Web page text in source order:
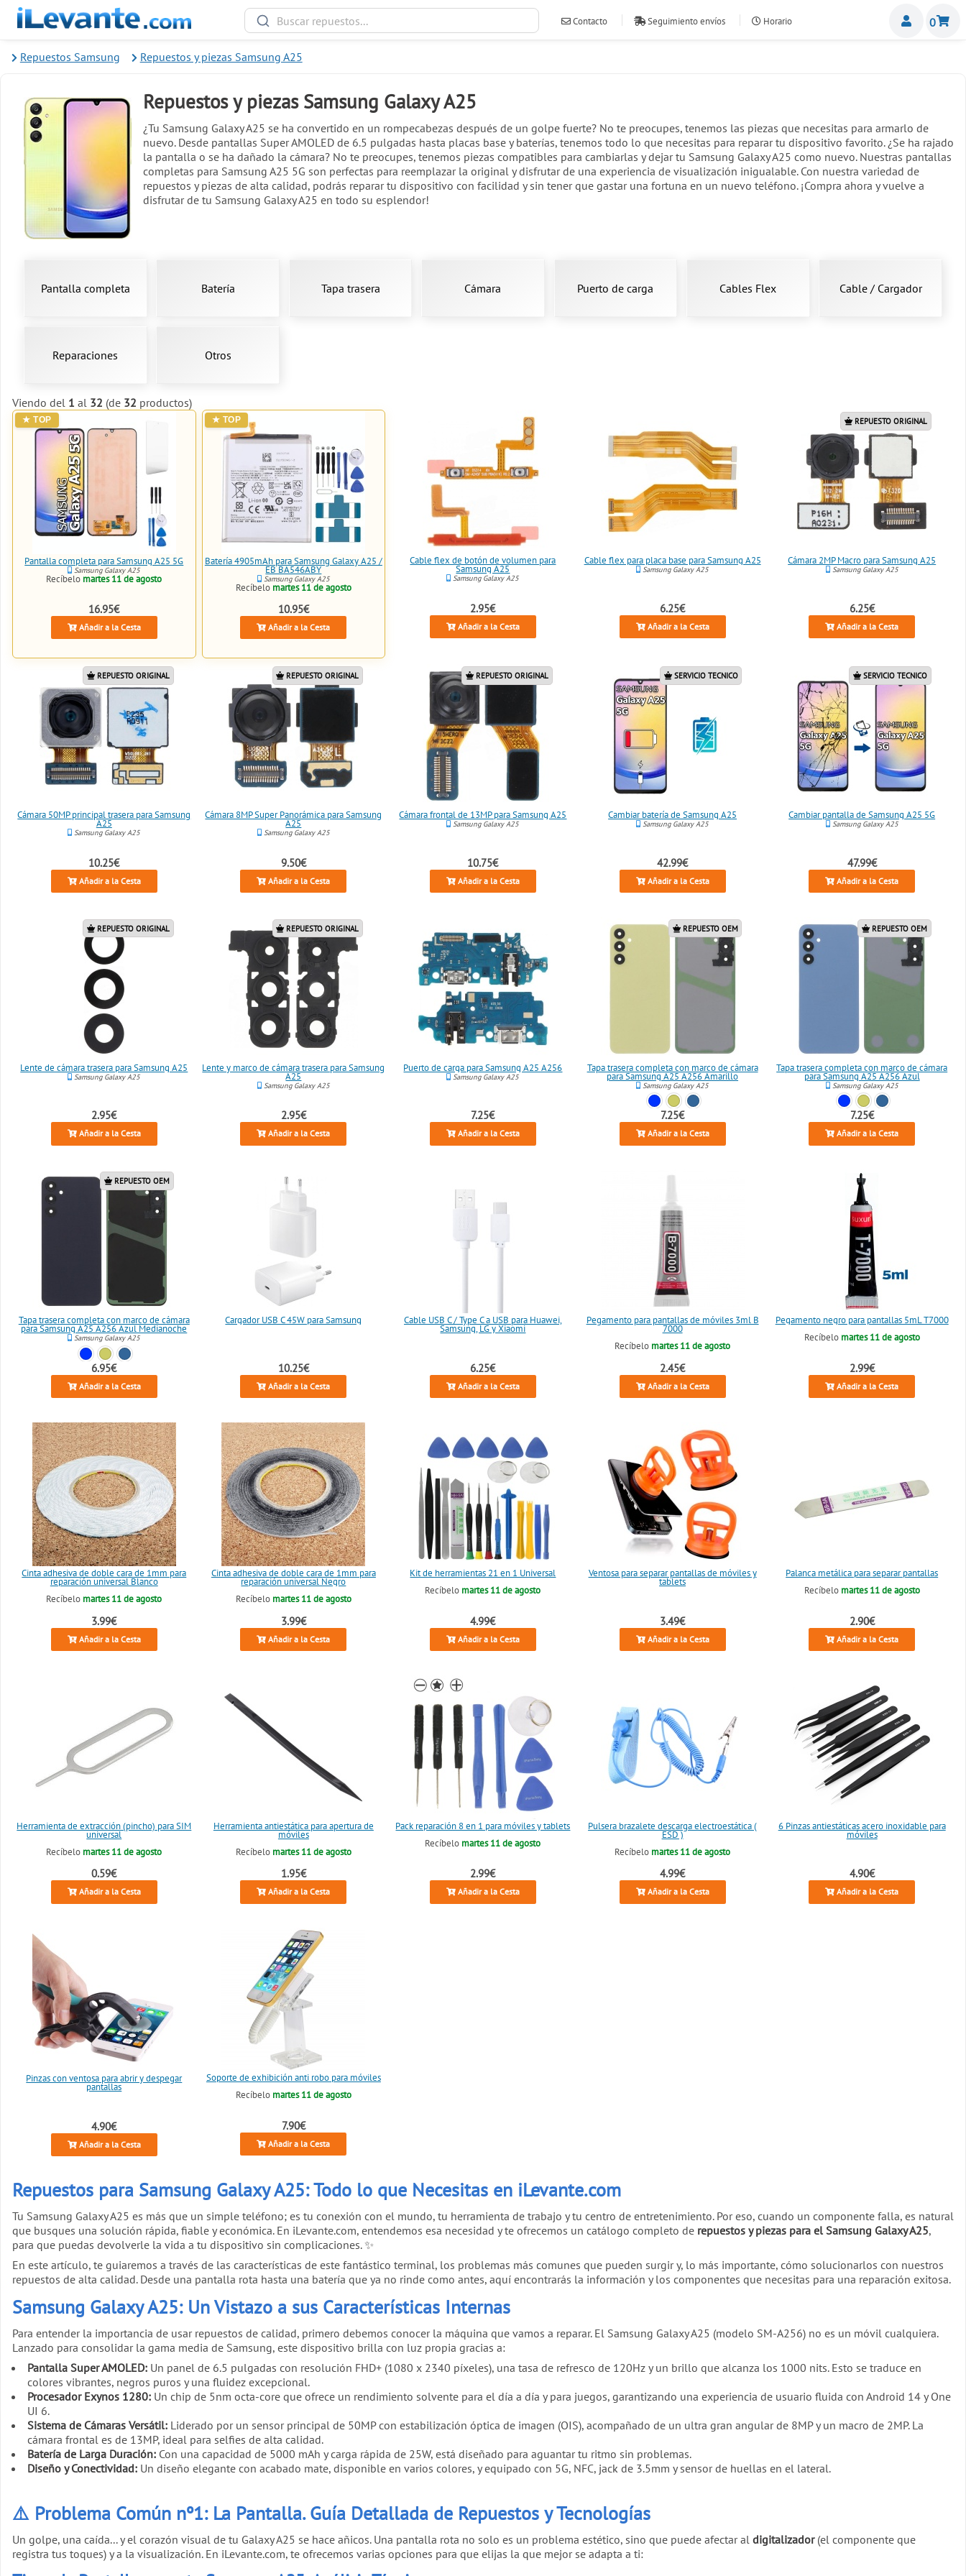
Contacto Seguimiento envíos Horario 0
Repuestos Samsung Repuestos y piezas Samsung A25
Repuestos y piezas Samsung Galaxy A25
¿Tu Samsung Galaxy A25 se ha convertido en un rompecabezas después de un golpe fuerte? No te preocupes, tenemos las piezas que necesitas para armarlo de
nuevo. Desde pantallas Super AMOLED de 6.5 pulgadas hasta placas base y baterías, tenemos todo lo que necesitas para reparar tu dispositivo favorito. ¿Se ha rajado
la pantalla o se ha dañado la cámara? No te preocupes, tenemos piezas compatibles para cambiarlas y dejar tu Samsung Galaxy A25 como nuevo. Nuestras pantallas
completas para Samsung A25 5G son perfectas para reemplazar la original y disfrutar de una experiencia de visualización inigualable. Con nuestra variedad de
repuestos y piezas de alta calidad, podrás reparar tu dispositivo con facilidad y sin tener que gastar una fortuna en un nuevo teléfono. ¡Compra ahora y vuelve a
disfrutar de tu Samsung Galaxy A25 en todo su esplendor!
Pantalla completa Batería Tapa trasera Cámara Puerto de carga Cables Flex Cable / Cargador
Reparaciones Otros
Viendo del 1 al 32 (de 32 productos)
Pantalla completa para Samsung A25 5G
Samsung Galaxy A25
Recíbelo martes 11 de agosto
16.95€
Añadir a la Cesta
Batería 4905mAh para Samsung Galaxy A25 /
EB BA546ABY
Samsung Galaxy A25
Recíbelo martes 11 de agosto
10.95€
Añadir a la Cesta
Cable flex de botón de volumen para
Samsung A25
Samsung Galaxy A25
2.95€
Añadir a la Cesta
Cable flex para placa base para Samsung A25
Samsung Galaxy A25
6.25€
Añadir a la Cesta
REPUESTO ORIGINAL
Cámara 2MP Macro para Samsung A25
Samsung Galaxy A25
6.25€
Añadir a la Cesta
REPUESTO ORIGINAL
Cámara 50MP principal trasera para Samsung
A25
Samsung Galaxy A25
10.25€
Añadir a la Cesta
REPUESTO ORIGINAL
Cámara 8MP Super Panorámica para Samsung
A25
Samsung Galaxy A25
9.50€
Añadir a la Cesta
REPUESTO ORIGINAL
Cámara frontal de 13MP para Samsung A25
Samsung Galaxy A25
10.75€
Añadir a la Cesta
SERVICIO TECNICO
Cambiar batería de Samsung A25
Samsung Galaxy A25
42.99€
Añadir a la Cesta
SERVICIO TECNICO
Cambiar pantalla de Samsung A25 5G
Samsung Galaxy A25
47.99€
Añadir a la Cesta
REPUESTO ORIGINAL
Lente de cámara trasera para Samsung A25
Samsung Galaxy A25
2.95€
Añadir a la Cesta
REPUESTO ORIGINAL
Lente y marco de cámara trasera para Samsung
A25
Samsung Galaxy A25
2.95€
Añadir a la Cesta
Puerto de carga para Samsung A25 A256
Samsung Galaxy A25
7.25€
Añadir a la Cesta
REPUESTO OEM
Tapa trasera completa con marco de cámara
para Samsung A25 A256 Amarillo
Samsung Galaxy A25
7.25€
Añadir a la Cesta
REPUESTO OEM
Tapa trasera completa con marco de cámara
para Samsung A25 A256 Azul
Samsung Galaxy A25
7.25€
Añadir a la Cesta
REPUESTO OEM
Tapa trasera completa con marco de cámara
para Samsung A25 A256 Azul Medianoche
Samsung Galaxy A25
6.95€
Añadir a la Cesta
Cargador USB C 45W para Samsung
10.25€
Añadir a la Cesta
Cable USB C / Type C a USB para Huawei,
Samsung, LG y Xiaomi
6.25€
Añadir a la Cesta
Pegamento para pantallas de móviles 3ml B
7000
Recíbelo martes 11 de agosto
2.45€
Añadir a la Cesta
Pegamento negro para pantallas 5mL T7000
Recíbelo martes 11 de agosto
2.99€
Añadir a la Cesta
Cinta adhesiva de doble cara de 1mm para
reparación universal Blanco
Recíbelo martes 11 de agosto
3.99€
Añadir a la Cesta
Cinta adhesiva de doble cara de 1mm para
reparación universal Negro
Recíbelo martes 11 de agosto
3.99€
Añadir a la Cesta
Kit de herramientas 21 en 1 Universal
Recíbelo martes 11 de agosto
4.99€
Añadir a la Cesta
Ventosa para separar pantallas de móviles y
tablets
3.49€
Añadir a la Cesta
Palanca metálica para separar pantallas
Recíbelo martes 11 de agosto
2.90€
Añadir a la Cesta
Herramienta de extracción (pincho) para SIM
universal
Recíbelo martes 11 de agosto
0.59€
Añadir a la Cesta
Herramienta antiestática para apertura de
móviles
Recíbelo martes 11 de agosto
1.95€
Añadir a la Cesta
Pack reparación 8 en 1 para móviles y tablets
Recíbelo martes 11 de agosto
2.99€
Añadir a la Cesta
Pulsera brazalete descarga electroestática (
ESD )
Recíbelo martes 11 de agosto
4.99€
Añadir a la Cesta
6 Pinzas antiestáticas acero inoxidable para
móviles
4.90€
Añadir a la Cesta
Pinzas con ventosa para abrir y despegar
pantallas
4.90€
Añadir a la Cesta
Soporte de exhibición anti robo para móviles
Recíbelo martes 11 de agosto
7.90€
Añadir a la Cesta
Repuestos para Samsung Galaxy A25: Todo lo que Necesitas en iLevante.com
Tu Samsung Galaxy A25 es más que un simple teléfono; es tu conexión con el mundo, tu herramienta de trabajo y tu centro de entretenimiento. Por eso, cuando un componente falla, es natural
que busques una solución rápida, fiable y económica. En iLevante.com, entendemos esa necesidad y te ofrecemos un catálogo completo de repuestos y piezas para el Samsung Galaxy A25,
para que puedas devolverle la vida a tu dispositivo sin complicaciones. ✨
En este artículo, te guiaremos a través de las características de este fantástico terminal, los problemas más comunes que pueden surgir y, lo más importante, cómo solucionarlos con nuestros
repuestos de alta calidad. Desde una pantalla rota hasta una batería que ya no rinde como antes, aquí encontrarás la información y los componentes que necesitas para una reparación exitosa.
Samsung Galaxy A25: Un Vistazo a sus Características Internas
Para entender la importancia de usar repuestos de calidad, primero debemos conocer la máquina que vamos a reparar. El Samsung Galaxy A25 (modelo SM-A256) no es un móvil cualquiera.
Lanzado para consolidar la gama media de Samsung, este dispositivo brilla con luz propia gracias a:
Pantalla Super AMOLED:Un panel de 6.5 pulgadas con resolución FHD+ (1080 x 2340 píxeles), una tasa de refresco de 120Hz y un brillo que alcanza los 1000 nits. Esto se traduce en
colores vibrantes, negros puros y una fluidez excepcional.
Procesador Exynos 1280:Un chip de 5nm octa-core que ofrece un rendimiento solvente para el día a día y para juegos, garantizando una experiencia de usuario fluida con Android 14 y One
UI 6.
Sistema de Cámaras Versátil:Liderado por un sensor principal de 50MP con estabilización óptica de imagen (OIS), acompañado de un ultra gran angular de 8MP y un macro de 2MP. La
cámara frontal es de 13MP, ideal para selfies de alta calidad.
Batería de Larga Duración:Con una capacidad de 5000 mAh y carga rápida de 25W, está diseñado para aguantar tu ritmo sin problemas.
Diseño y Conectividad:Un diseño elegante con acabado mate, disponible en varios colores, y equipado con 5G, NFC, jack de 3.5mm y sensor de huellas en el lateral.
⚠️ Problema Común nº1: La Pantalla. Guía Detallada de Repuestos y Tecnologías
Un golpe, una caída... y el corazón visual de tu Galaxy A25 se hace añicos. Una pantalla rota no solo es un problema estético, sino que puede afectar al digitalizador(el componente que
registra tus toques) y a la visualización. En iLevante.com, te ofrecemos varias opciones para que elijas la que mejor se adapta a ti: